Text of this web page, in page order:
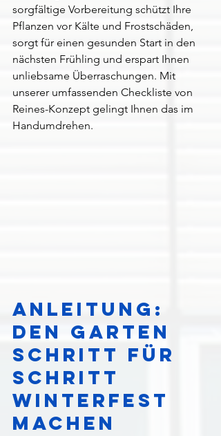
sorgfältige Vorbereitung schützt Ihre
Pflanzen vor Kälte und Frostschäden,
sorgt für einen gesunden Start in den
nächsten Frühling und erspart Ihnen
unliebsame Überraschungen. Mit
unserer umfassenden Checkliste von
Reines-Konzept gelingt Ihnen das im
Handumdrehen.
Anleitung:
Den Garten
Schritt für
Schritt
winterfest
machen